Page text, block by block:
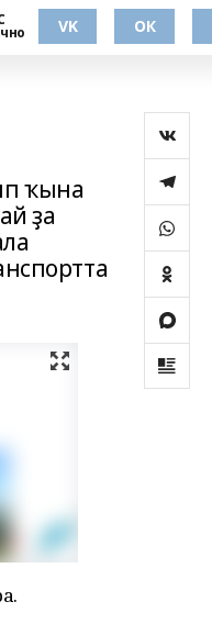
VK ОК
ҡына
ҙа